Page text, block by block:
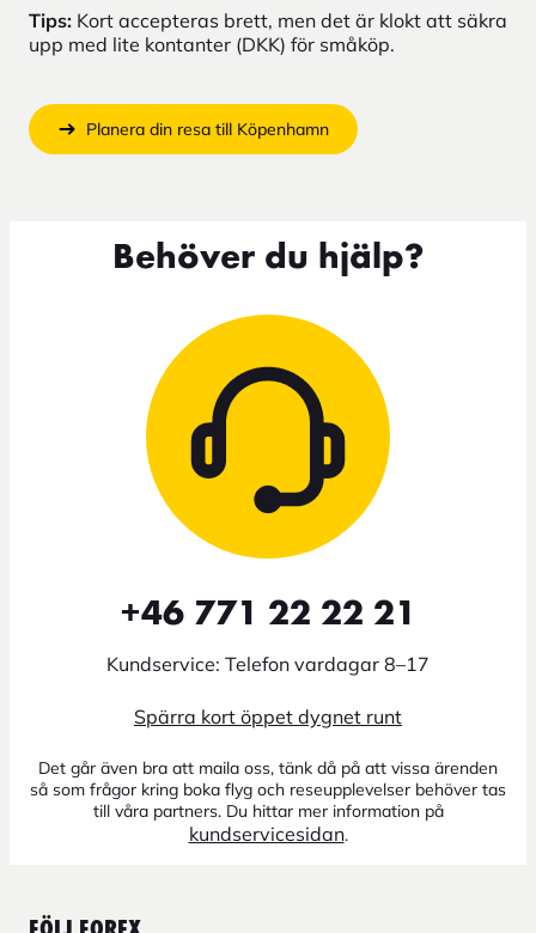
Tips: Kort accepteras brett, men det är klokt att säkra
upp med lite kontanter (DKK) för småköp.
Planera din resa till Köpenhamn
Behöver du hjälp?
+46 771 22 22 21
Kundservice: Telefon vardagar 8–17
Spärra kort öppet dygnet runt
Det går även bra att maila oss, tänk då på att vissa ärenden
så som frågor kring boka flyg och reseupplevelser behöver tas
till våra partners. Du hittar mer information på
kundservicesidan.